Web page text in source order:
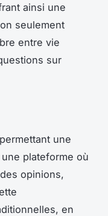
ainsi une
seulement
entre vie
sur
une
plateforme où
opinions,
en